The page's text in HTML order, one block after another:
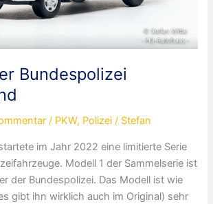
Bundespolizei
/ PKW, Polizei / Stefan
im Jahr 2022 eine limitierte Serie
Modell 1 der Sammelserie ist
der Bundespolizei. Das Modell ist wie
gibt ihn wirklich auch im Original) sehr